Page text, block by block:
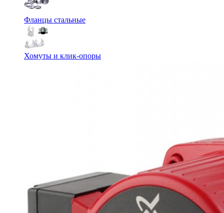
Фланцы стальные
Хомуты и клик-опоры